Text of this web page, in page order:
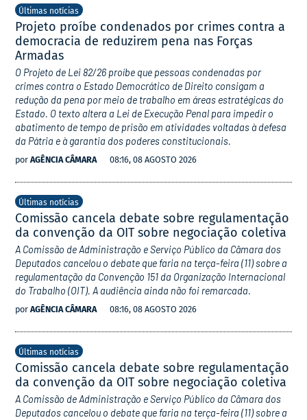
Últimas notícias
Projeto proíbe condenados por crimes contra a
democracia de reduzirem pena nas Forças
Armadas
O Projeto de Lei 82/26 proíbe que pessoas condenadas por
crimes contra o Estado Democrático de Direito consigam a
redução da pena por meio de trabalho em áreas estratégicas do
Estado. O texto altera a Lei de Execução Penal para impedir o
abatimento de tempo de prisão em atividades voltadas à defesa
da Pátria e à garantia dos poderes constitucionais.
por AGÊNCIA CÂMARA 08:16, 08 AGOSTO 2026
Últimas notícias
Comissão cancela debate sobre regulamentação
da convenção da OIT sobre negociação coletiva
A Comissão de Administração e Serviço Público da Câmara dos
Deputados cancelou o debate que faria na terça-feira (11) sobre a
regulamentação da Convenção 151 da Organização Internacional
do Trabalho (OIT). A audiência ainda não foi remarcada.
por AGÊNCIA CÂMARA 08:16, 08 AGOSTO 2026
Últimas notícias
Comissão cancela debate sobre regulamentação
da convenção da OIT sobre negociação coletiva
A Comissão de Administração e Serviço Público da Câmara dos
Deputados cancelou o debate que faria na terça-feira (11) sobre a